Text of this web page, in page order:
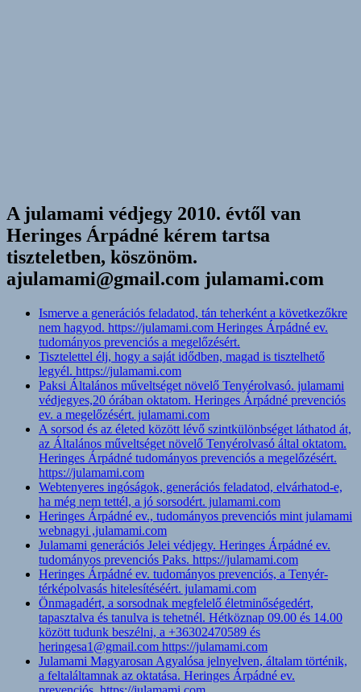
A julamami védjegy 2010. évtől van
Heringes Árpádné kérem tartsa
tiszteletben, köszönöm.
ajulamami@gmail.com julamami.com
Ismerve a generációs feladatod, tán teherként a következőkre
nem hagyod. https://julamami.com Heringes Árpádné ev.
tudományos prevenciós a megelőzésért.
Tisztelettel élj, hogy a saját idődben, magad is tisztelhető
legyél. https://julamami.com
Paksi Általános műveltséget növelő Tenyérolvasó. julamami
védjegyes,20 órában oktatom. Heringes Árpádné prevenciós
ev. a megelőzésért. julamami.com
A sorsod és az életed között lévő szintkülönbséget láthatod át,
az Általános műveltséget növelő Tenyérolvasó által oktatom.
Heringes Árpádné tudományos prevenciós a megelőzésért.
https://julamami.com
Webtenyeres ingóságok, generációs feladatod, elvárhatod-e,
ha még nem tettél, a jó sorsodért. julamami.com
Heringes Árpádné ev., tudományos prevenciós mint julamami
webnagyi ,julamami.com
Julamami generációs Jelei védjegy. Heringes Árpádné ev.
tudományos prevenciós Paks. https://julamami.com
Heringes Árpádné ev. tudományos prevenciós, a Tenyér-
térképolvasás hitelesítéséért. julamami.com
Önmagadért, a sorsodnak megfelelő életminőségedért,
tapasztalva és tanulva is tehetnél. Hétköznap 09.00 és 14.00
között tudunk beszélni, a +36302470589 és
heringesa1@gmail.com https://julamami.com
Julamami Magyarosan Agyalósa jelnyelven, általam történik,
a feltaláltamnak az oktatása. Heringes Árpádné ev.